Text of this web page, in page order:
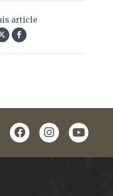
article
facebookinstagramyoutube